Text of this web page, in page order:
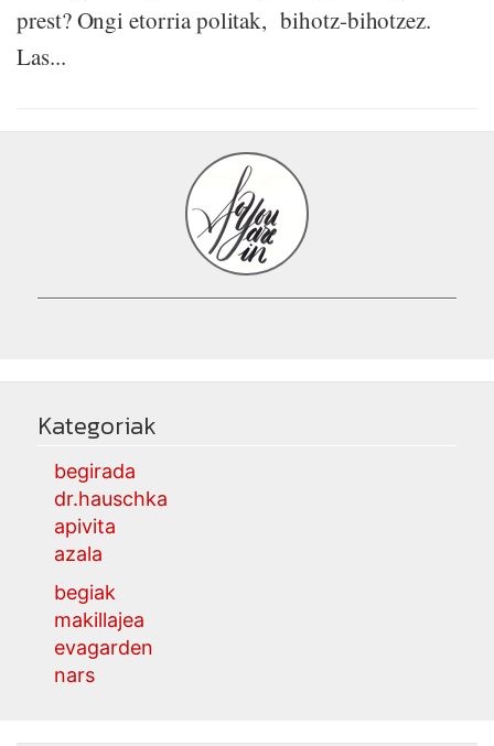
prest? Ongi etorria politak, bihotz-bihotzez.
Las...
Kategoriak
begirada
dr.hauschka
apivita
azala
begiak
makillajea
evagarden
nars